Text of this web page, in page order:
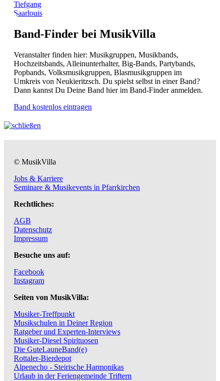
Tiefgang
Saarlouis
Band-Finder bei MusikVilla
Veranstalter finden hier: Musikgruppen, Musikbands,
Hochzeitsbands, Alleinunterhalter, Big-Bands, Partybands,
Popbands, Volksmusikgruppen, Blasmusikgruppen im
Umkreis von Neukieritzsch. Du spielst selbst in einer Band?
Dann kannst Du Deine Band hier im Band-Finder anmelden.
Band kostenlos eintragen
© MusikVilla
Jobs & Karriere
Seminare & Musikevents in Pfarrkirchen
Rechtliches:
AGB
Datenschutz
Impressum
Besuche uns auf:
Facebook
Instagram
Seiten von MusikVilla:
Musiker-Treffpunkt
Musikschulen in Deiner Region
Ratgeber und Experten-Interviews
Musiker-Diesel Spirituosen
Die GuteLauneBand(e)
Rottaler-Bierdepot
Alpenecho - Steirische Harmonikas
Urlaub in der Feriengemeinde Triftern